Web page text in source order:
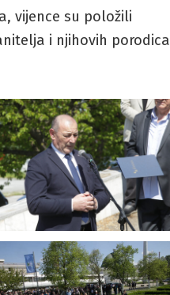
vijence su položili
i njihovih